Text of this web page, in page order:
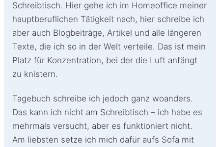
Schreibtisch. Hier gehe ich im Homeoffice meiner
hauptberuflichen Tätigkeit nach, hier schreibe ich
aber auch Blogbeiträge, Artikel und alle längeren
Texte, die ich so in der Welt verteile. Das ist mein
Platz für Konzentration, bei der die Luft anfängt
zu knistern.
Tagebuch schreibe ich jedoch ganz woanders.
Das kann ich nicht am Schreibtisch – ich habe es
mehrmals versucht, aber es funktioniert nicht.
Am liebsten setze ich mich dafür aufs Sofa mit